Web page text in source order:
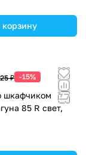
корзину
₽ -15%
шкафчиком
85 R свет,